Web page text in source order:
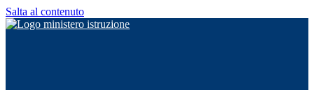
Salta al contenuto